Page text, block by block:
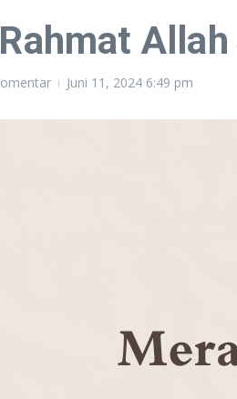
Allah
Juni 11, 2024 6:49 pm